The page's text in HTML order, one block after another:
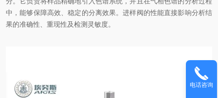
中，能够保障高效、稳定的分离效果。进样阀的性能直接影响分析结
果的准确性、重现性及检测灵敏度。
电话咨询